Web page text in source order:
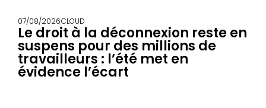
07/08/2026CLOUD
Le droit à la déconnexion reste en
suspens pour des millions de
travailleurs : l’été met en
évidence l’écart